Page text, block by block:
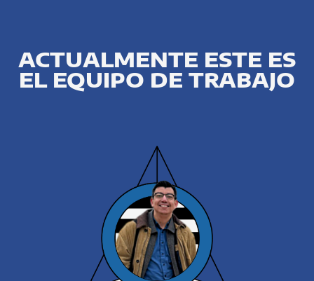
ACTUALMENTE ESTE ES
EL EQUIPO DE TRABAJO